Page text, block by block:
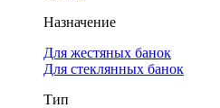
Назначение
Для жестяных банок
Для стеклянных банок
Тип